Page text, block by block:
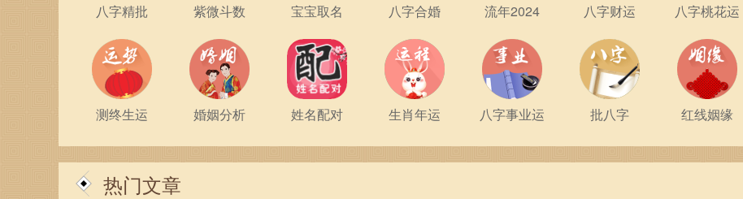
而忙碌的生活节奏往往让人忘记关注自己的内心。早上九点十五，可以花点时间关注自己的情感状态。通过对自己的情
感进行整理，我们能够更清楚地了解自己的内心需求，设定更符合自己期望的生活目标。这不仅能够让我们在事业上有
所突破，也有助于提升整体的生活满意度。
总之，早上九点十五虽然是一个普通的时间，但它却承载着我们所有改变的可能。通过合理利用这段时间进行自我反
八字精批 紫微斗数 宝宝取名 八字合婚 流年2024 八字财运 八字桃花运
测终生运 婚姻分析 姓名配对 生肖年运 八字事业运 批八字 红线姻缘
热门文章